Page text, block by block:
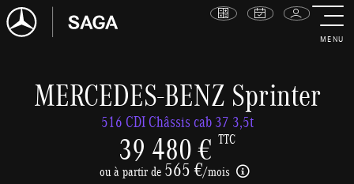
MENU
MERCEDES-BENZ Sprinter
516 CDI Châssis cab 37 3,5t
39 480 € TTC
ou à partir de 565 €/mois